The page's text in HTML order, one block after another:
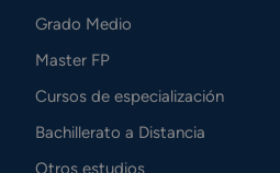
Grado Medio
Master FP
Cursos de especialización
Bachillerato a Distancia